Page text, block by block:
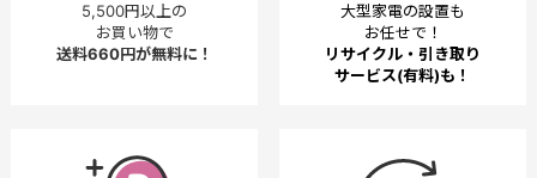
5,500円以上の
お買い物で
送料660円が無料に！
大型家電の設置も
お任せで！
リサイクル・引き取り
サービス(有料)も！